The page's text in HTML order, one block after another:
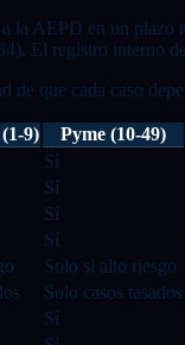
la AEPD en un plazo
El registro interno
de que cada caso
9) Pyme (10-49)
Sí
Sí
Sí
Sí
Solo si alto riesgo
Solo casos tasados
Sí